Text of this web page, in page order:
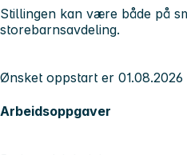
Stillingen kan være både på
storebarnsavdeling.
Ønsket oppstart er 01.08.2026
Arbeidsoppgaver